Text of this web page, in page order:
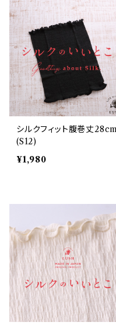
シルクフィット腹巻丈28cm
(S12)
¥1,980